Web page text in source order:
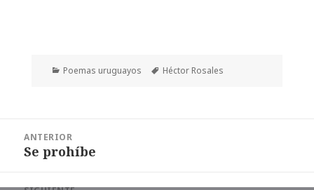
Categorías
Poemas uruguayos Etiquetas
Héctor Rosales
entradas
ANTERIOR
Entrada
Se prohíbe